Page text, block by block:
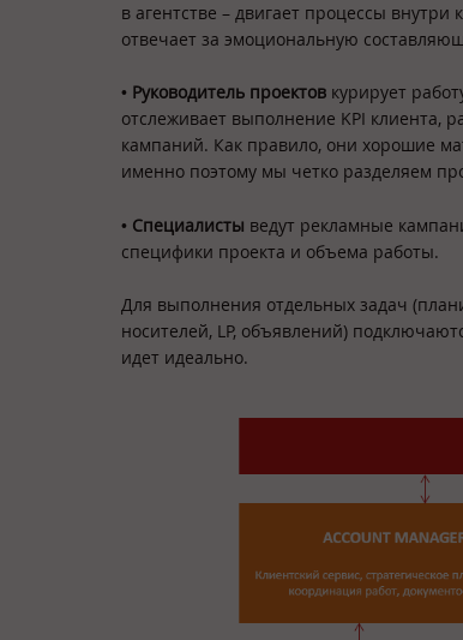
в агентстве – двигает процессы
отвечает за эмоциональную
• Руководитель проектов курирует
отслеживает выполнение KPI
кампаний. Как правило, они хорошие
именно поэтому мы четко разделяем
• Специалисты ведут рекламные
специфики проекта и объема работы.
Для выполнения отдельных задач
носителей, LP, объявлений)
идет идеально.